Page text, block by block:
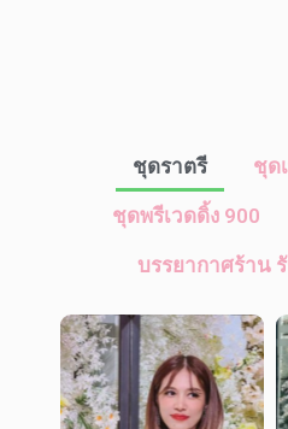
ชุดราตรี ชุด
ชุดพรีเวดดิ้ง 900
บรรยากาศร้าน